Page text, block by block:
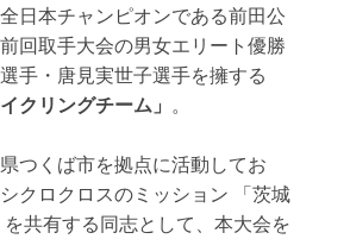
日本チャンピオンである前田公
回取手大会の男女エリート優勝
手・唐見実世子選手を擁する
クリングチーム」 。
つくば市を拠点に活動してお
クロクロスのミッション 「茨城
共有する同志として、本大会を